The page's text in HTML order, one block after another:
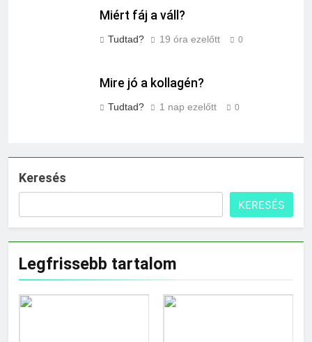
Miért fáj a váll?
Tudtad? 19 óra ezelőtt 0
Mire jó a kollagén?
Tudtad? 1 nap ezelőtt 0
Keresés
KERESÉS
Legfrissebb tartalom